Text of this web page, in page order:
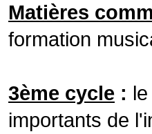
Matières
formation
3ème cycle :
importants de